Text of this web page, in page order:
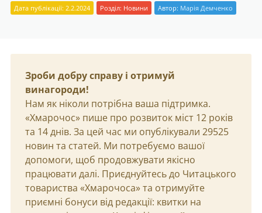
Дата публікації: 2.2.2024 Розділ: Новини Автор: Марія Демченко
Зроби добру справу і отримуй
винагороди!
Нам як ніколи потрібна ваша підтримка.
«Хмарочос» пише про розвиток міст 12 років
та 14 днів. За цей час ми опублікували 29525
новин та статей. Ми потребуємо вашої
допомоги, щоб продовжувати якісно
працювати далі. Приєднуйтесь до Читацького
товариства «Хмарочоса» та отримуйте
приємні бонуси від редакції: квитки на